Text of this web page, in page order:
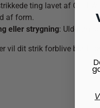
ting lavet af Cool
af form.
eller strygning: Uldgarn
vil dit strik forblive blødt,